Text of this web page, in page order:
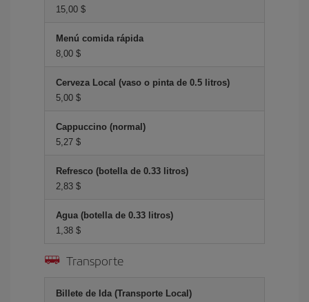
15,00 $
Menú comida rápida
8,00 $
Cerveza Local (vaso o pinta de 0.5 litros)
5,00 $
Cappuccino (normal)
5,27 $
Refresco (botella de 0.33 litros)
2,83 $
Agua (botella de 0.33 litros)
1,38 $
Transporte
Billete de Ida (Transporte Local)